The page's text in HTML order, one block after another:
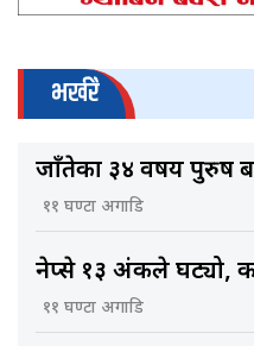
भर्खरै
जाँतेका ३४ वर्षीय पुरुष
११ घण्टा अगाडि
नेप्से १३ अंकले घट्यो,
११ घण्टा अगाडि